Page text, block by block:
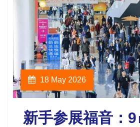
18 May 2026
新手参展福音：